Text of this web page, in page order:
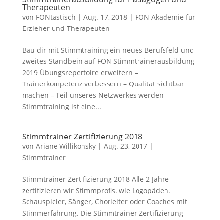
Therapeuten
von FONtastisch | Aug. 17, 2018| FON Akademie für
Erzieher und Therapeuten
Bau dir mit Stimmtraining ein neues Berufsfeld und
zweites Standbein auf FON Stimmtrainerausbildung
2019 Übungsrepertoire erweitern –
Trainerkompetenz verbessern – Qualität sichtbar
machen – Teil unseres Netzwerkes werden
Stimmtraining ist eine...
Stimmtrainer Zertifizierung 2018
von Ariane Willikonsky| Aug. 23, 2017|
Stimmtrainer
Stimmtrainer Zertifizierung 2018 Alle 2 Jahre
zertifizieren wir Stimmprofis, wie Logopäden,
Schauspieler, Sänger, Chorleiter oder Coaches mit
Stimmerfahrung. Die Stimmtrainer Zertifizierung